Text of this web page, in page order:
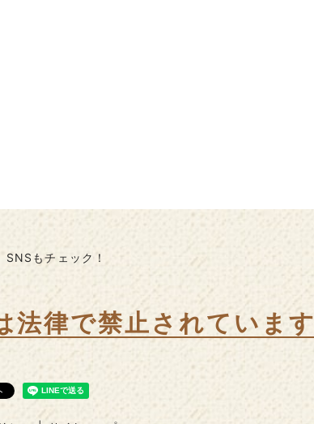
SNSもチェック！
法律で禁止されています